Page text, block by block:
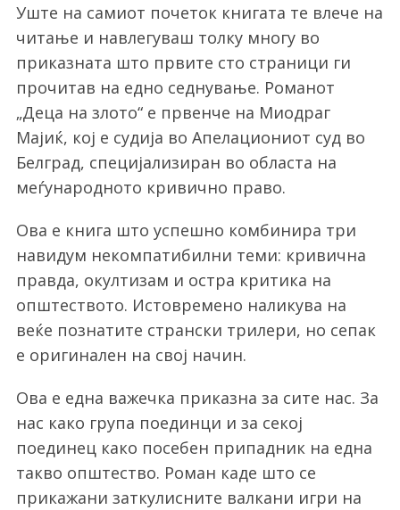
Уште на самиот почеток книгата те влече на
читање и навлегуваш толку многу во
приказната што првите сто страници ги
прочитав на едно седнување. Романот
„Деца на злото“ е првенче на Миодраг
Мајиќ, кој е судија во Апелациониот суд во
Белград, специјализиран во областа на
меѓународното кривично право.
Ова е книга што успешно комбинира три
навидум некомпатибилни теми: кривична
правда, окултизам и остра критика на
општеството. Истовремено наликува на
веќе познатите странски трилери, но сепак
е оригинален на свој начин.
Ова е една важечка приказна за сите нас. За
нас како група поединци и за секој
поединец како посебен припадник на една
такво општество. Роман каде што се
прикажани заткулисните валкани игри на